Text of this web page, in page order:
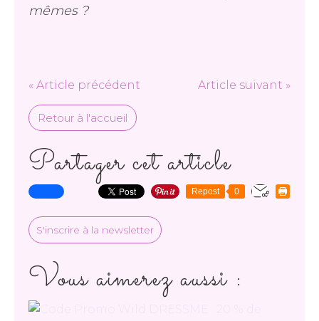
mêmes ?
« Article précédent Article suivant »
Retour à l'accueil
Partager cet article
Repost 0
S'inscrire à la newsletter
Vous aimerez aussi :